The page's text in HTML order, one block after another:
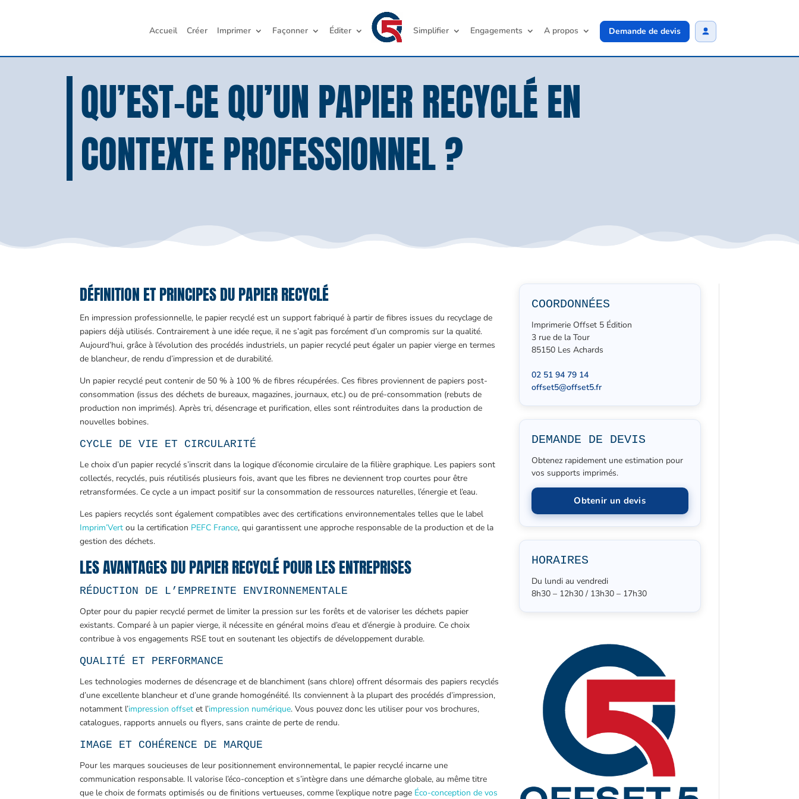
Accueil Créer Imprimer Façonner Éditer Simplifier Engagements A propos Demande de devis
QU’EST-CE QU’UN PAPIER RECYCLÉ EN
CONTEXTE PROFESSIONNEL ?
DÉFINITION ET PRINCIPES DU PAPIER RECYCLÉ
En impression professionnelle, le papier recyclé est un support fabriqué à partir de fibres issues du recyclage de
papiers déjà utilisés. Contrairement à une idée reçue, il ne s’agit pas forcément d’un compromis sur la qualité.
Aujourd’hui, grâce à l’évolution des procédés industriels, un papier recyclé peut égaler un papier vierge en termes
de blancheur, de rendu d’impression et de durabilité.
Un papier recyclé peut contenir de 50 % à 100 % de fibres récupérées. Ces fibres proviennent de papiers post-
consommation (issus des déchets de bureaux, magazines, journaux, etc.) ou de pré-consommation (rebuts de
production non imprimés). Après tri, désencrage et purification, elles sont réintroduites dans la production de
nouvelles bobines.
CYCLE DE VIE ET CIRCULARITÉ
Le choix d’un papier recyclé s’inscrit dans la logique d’économie circulaire de la filière graphique. Les papiers sont
collectés, recyclés, puis réutilisés plusieurs fois, avant que les fibres ne deviennent trop courtes pour être
retransformées. Ce cycle a un impact positif sur la consommation de ressources naturelles, l’énergie et l’eau.
Les papiers recyclés sont également compatibles avec des certifications environnementales telles que le label
Imprim’Vert ou la certification PEFC France, qui garantissent une approche responsable de la production et de la
gestion des déchets.
LES AVANTAGES DU PAPIER RECYCLÉ POUR LES ENTREPRISES
RÉDUCTION DE L’EMPREINTE ENVIRONNEMENTALE
Opter pour du papier recyclé permet de limiter la pression sur les forêts et de valoriser les déchets papier
existants. Comparé à un papier vierge, il nécessite en général moins d’eau et d’énergie à produire. Ce choix
contribue à vos engagements RSE tout en soutenant les objectifs de développement durable.
QUALITÉ ET PERFORMANCE
Les technologies modernes de désencrage et de blanchiment (sans chlore) offrent désormais des papiers recyclés
d’une excellente blancheur et d’une grande homogénéité. Ils conviennent à la plupart des procédés d’impression,
notamment l’impression offset et l’impression numérique. Vous pouvez donc les utiliser pour vos brochures,
catalogues, rapports annuels ou flyers, sans crainte de perte de rendu.
IMAGE ET COHÉRENCE DE MARQUE
Pour les marques soucieuses de leur positionnement environnemental, le papier recyclé incarne une
communication responsable. Il valorise l’éco-conception et s’intègre dans une démarche globale, au même titre
que le choix de formats optimisés ou de finitions vertueuses, comme l’explique notre page Éco-conception de vos
COORDONNÉES
Imprimerie Offset 5 Édition
3 rue de la Tour
85150 Les Achards
02 51 94 79 14
offset5@offset5.fr
DEMANDE DE DEVIS
Obtenez rapidement une estimation pour
vos supports imprimés.
Obtenir un devis
HORAIRES
Du lundi au vendredi
8h30 – 12h30 / 13h30 – 17h30